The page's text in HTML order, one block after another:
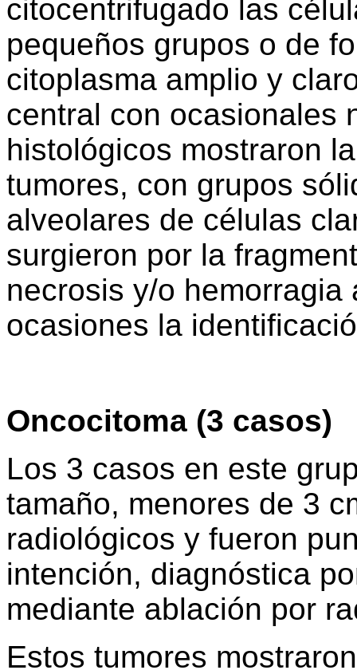
citocentrifugado las
pequeños grupos o de
citoplasma amplio y
central con ocasionales
histológicos mostraron
tumores, con grupos
alveolares de células
surgieron por la
necrosis y/o
ocasiones la
Oncocitoma (3 casos)
Los 3 casos en este
tamaño, menores de 3
radiológicos y fueron
intención, diagnóstica
mediante ablación por
Estos tumores